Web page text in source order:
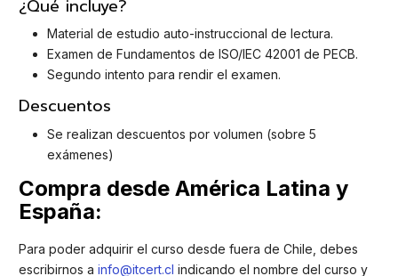
¿Qué incluye?
Material de estudio auto-instruccional de lectura.
Examen de Fundamentos de ISO/IEC 42001 de PECB.
Segundo intento para rendir el examen.
Descuentos
Se realizan descuentos por volumen (sobre 5
exámenes)
Compra desde América Latina y
España:
Para poder adquirir el curso desde fuera de Chile, debes
escribirnos a info@itcert.cl indicando el nombre del curso y